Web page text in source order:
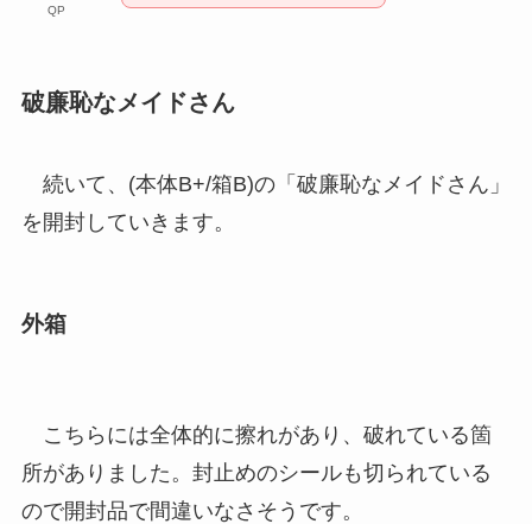
QP
破廉恥なメイドさん
続いて、(本体B+/箱B)の「破廉恥なメイドさん」
を開封していきます。
外箱
こちらには全体的に擦れがあり、破れている箇
所がありました。封止めのシールも切られている
ので開封品で間違いなさそうです。